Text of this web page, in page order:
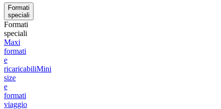
Formati
speciali
Formati
speciali
Maxi
formati
e
ricaricabiliMini
size
e
formati
viaggio